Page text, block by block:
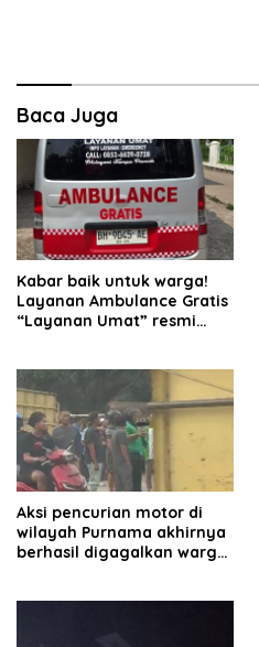
Baca Juga
Kabar baik untuk warga!
Layanan Ambulance Gratis
“Layanan Umat” resmi
Aksi pencurian motor di
wilayah Purnama akhirnya
berhasil digagalkan warga.